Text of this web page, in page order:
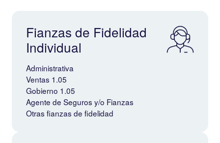
Fianzas de Fidelidad
Individual
Administrativa
Ventas 1.05
Gobierno 1.05
Agente de Seguros y/o Fianzas
Otras fianzas de fidelidad